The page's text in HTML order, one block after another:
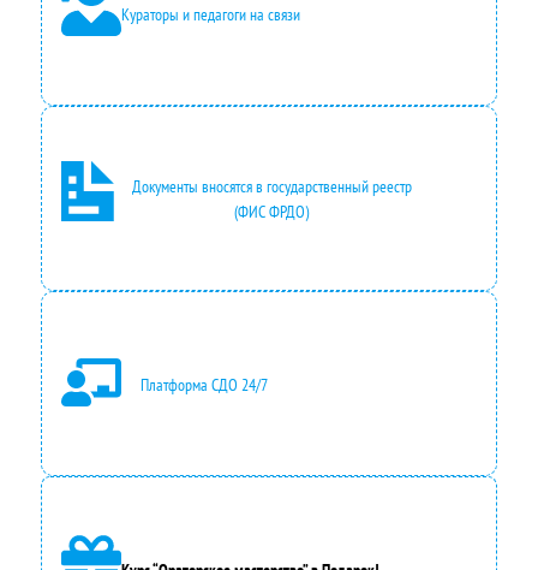
Кураторы и педагоги на связи
Документы вносятся в государственный реестр
(ФИС ФРДО)
Платформа СДО 24/7